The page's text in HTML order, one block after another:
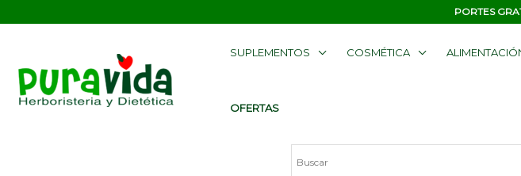
PORTES
SUPLEMENTOS COSMÉTICA
OFERTAS